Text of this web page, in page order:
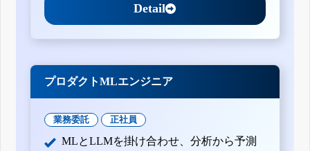
Detail
プロダクトMLエンジニア
業務委託 正社員
MLとLLMを掛け合わせ、分析から予測